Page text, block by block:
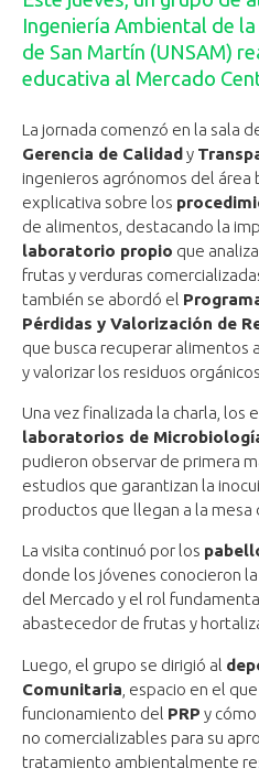
Ingeniería Ambiental de
de San Martín (UNSAM)
educativa al Mercado
La jornada comenzó en la sala
Gerencia de Calidady
ingenieros agrónomos del área
explicativa sobre los
de alimentos, destacando la
laboratorio propio que
frutas y verduras
también se abordó el
Pérdidas y Valorización de
que busca recuperar alimentos
y valorizar los residuos
Una vez finalizada la charla, los
laboratorios de
pudieron observar de primera
estudios que garantizan la
productos que llegan a la
La visita continuó por los
donde los jóvenes conocieron
del Mercado y el rol
abastecedor de frutas y
Luego, el grupo se dirigió al
Comunitaria , espacio en el
funcionamiento del PRP y
no comercializables para su
tratamiento ambientalmente